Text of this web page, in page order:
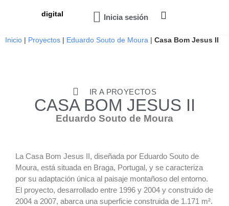
digital Inicia sesión
Inicio Proyectos Eduardo Souto de Moura Casa Bom Jesus II
IR A PROYECTOS
CASA BOM JESUS II
Eduardo Souto de Moura
La Casa Bom Jesus II, diseñada por Eduardo Souto de
Moura, está situada en Braga, Portugal, y se caracteriza
por su adaptación única al paisaje montañoso del entorno.
El proyecto, desarrollado entre 1996 y 2004 y construido de
2004 a 2007, abarca una superficie construida de 1.171 m².